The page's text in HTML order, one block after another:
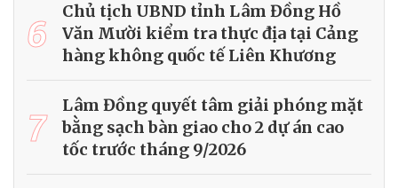
6
Chủ tịch UBND tỉnh Lâm Đồng Hồ
Văn Mười kiểm tra thực địa tại Cảng
hàng không quốc tế Liên Khương
7
Lâm Đồng quyết tâm giải phóng mặt
bằng sạch bàn giao cho 2 dự án cao
tốc trước tháng 9/2026